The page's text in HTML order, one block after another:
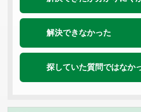
解決できなかった
探していた質問ではなか